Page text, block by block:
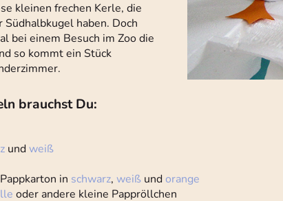
kleinen frechen Kerle, die
haben. Doch
bei einem Besuch im Zoo die
so kommt ein Stück
brauchst Du:
undweiß
in schwarz, weiß undorange
oder andere kleine Pappröllchen